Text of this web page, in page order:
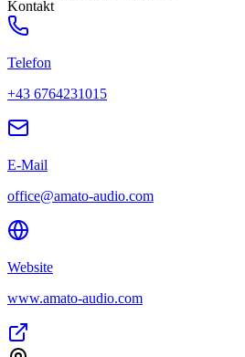
Kontakt
Telefon
+43 6764231015
E-Mail
office@amato-audio.com
Website
www.amato-audio.com